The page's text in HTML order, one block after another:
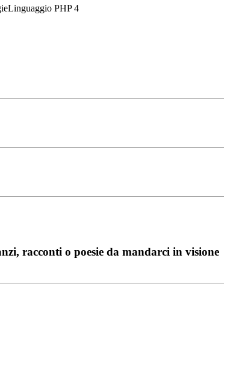
PHP 4
racconti o poesie da mandarci in visione